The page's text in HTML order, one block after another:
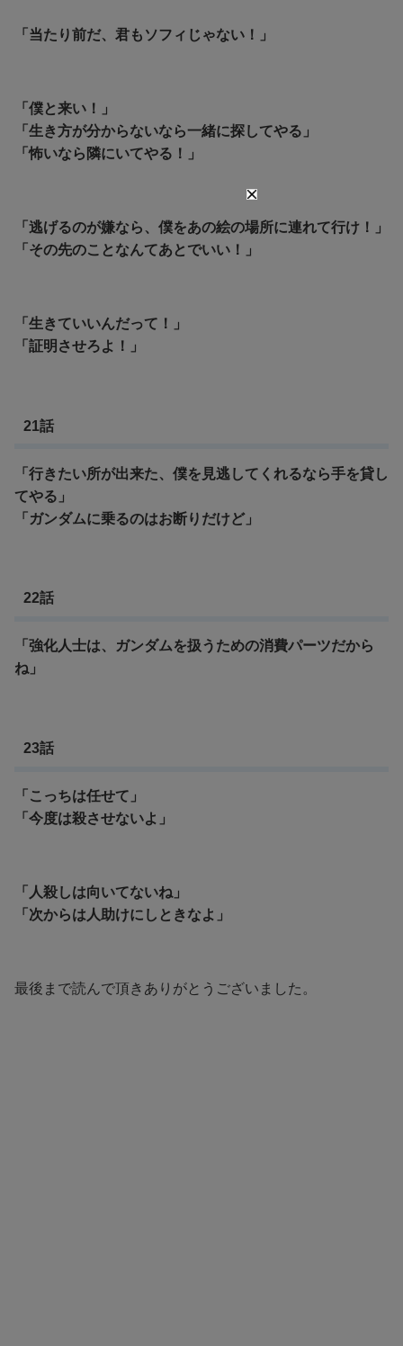
「当たり前だ、君もソフィじゃない！」
「僕と来い！」
「生き方が分からないなら一緒に探してやる」
「怖いなら隣にいてやる！」
「逃げるのが嫌なら、僕をあの絵の場所に連れて行け！」
「その先のことなんてあとでいい！」
「生きていいんだって！」
「証明させろよ！」
21話
「行きたい所が出来た、僕を見逃してくれるなら手を貸し
てやる」
「ガンダムに乗るのはお断りだけど」
22話
「強化人士は、ガンダムを扱うための消費パーツだから
ね」
23話
「こっちは任せて」
「今度は殺させないよ」
「人殺しは向いてないね」
「次からは人助けにしときなよ」
最後まで読んで頂きありがとうございました。